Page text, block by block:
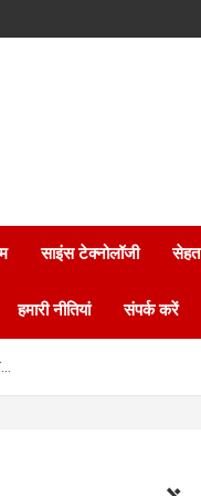
साइंस टेक्नोलॉजी सेहत
हमारी नीतियां संपर्क करें